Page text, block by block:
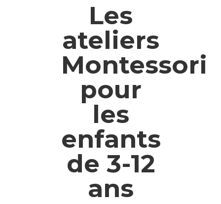
Les
ateliers
Montessori
pour
les
enfants
de 3-12
ans